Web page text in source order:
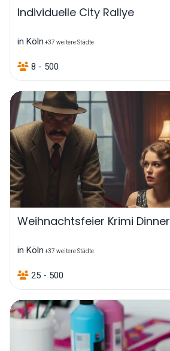
Individuelle City Rallye
in Köln +37 weitere Städte
8 - 500
Weihnachtsfeier Krimi Dinner
in Köln +37 weitere Städte
25 - 500